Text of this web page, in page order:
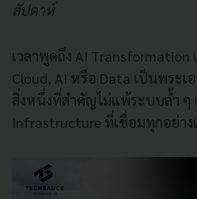
สัปดาห์
เวลาพูดถึง AI
Cloud, AI หรือ Data เป็นพระเ
สิ่งหนึ่งที่สำคัญไม่แพ้ระบบล้ำ ๆ
Infrastructure ที่เชื่อมทุกอย่าง